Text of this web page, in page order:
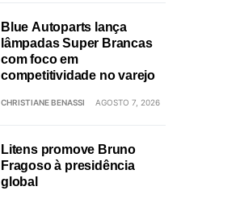
Blue Autoparts lança
lâmpadas Super Brancas
com foco em
competitividade no varejo
CHRISTIANE BENASSI AGOSTO 7, 2026
Litens promove Bruno
Fragoso à presidência
global